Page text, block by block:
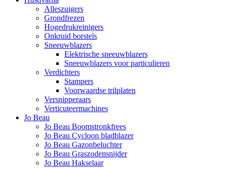
Alleszuigers
Grondfrezen
Hogedrukreinigers
Onkruid borstels
Sneeuwblazers
Elektrische sneeuwblazers
Sneeuwblazers voor particulieren
Verdichters
Stampers
Voorwaardse trilplaten
Versnipperaars
Verticuteermachines
Jo Beau
Jo Beau Boomstronkfrees
Jo Beau Cycloon bladblazer
Jo Beau Gazonbeluchter
Jo Beau Graszodensnijder
Jo Beau Hakselaar